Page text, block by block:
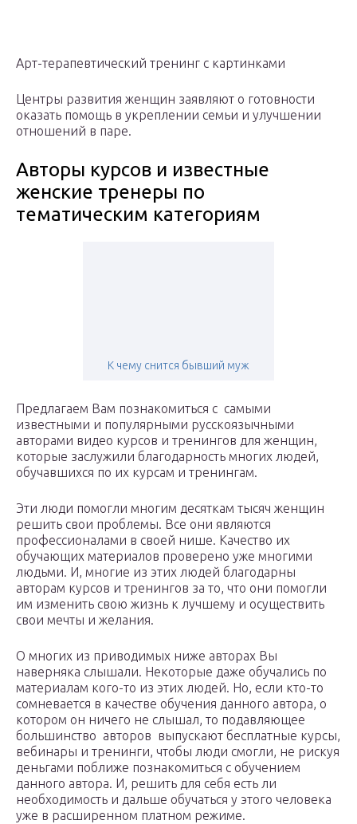
Арт-терапевтический тренинг с картинками
Центры развития женщин заявляют о готовности
оказать помощь в укреплении семьи и улучшении
отношений в паре.
Авторы курсов и известные
женские тренеры по
тематическим категориям
К чему снится бывший муж
Предлагаем Вам познакомиться с самыми
известными и популярными русскоязычными
авторами видео курсов и тренингов для женщин,
которые заслужили благодарность многих людей,
обучавшихся по их курсам и тренингам.
Эти люди помогли многим десяткам тысяч женщин
решить свои проблемы. Все они являются
профессионалами в своей нише. Качество их
обучающих материалов проверено уже многими
людьми. И, многие из этих людей благодарны
авторам курсов и тренингов за то, что они помогли
им изменить свою жизнь к лучшему и осуществить
свои мечты и желания.
О многих из приводимых ниже авторах Вы
наверняка слышали. Некоторые даже обучались по
материалам кого-то из этих людей. Но, если кто-то
сомневается в качестве обучения данного автора, о
котором он ничего не слышал, то подавляющее
большинство авторов выпускают бесплатные курсы,
вебинары и тренинги, чтобы люди смогли, не рискуя
деньгами поближе познакомиться с обучением
данного автора. И, решить для себя есть ли
необходимость и дальше обучаться у этого человека
уже в расширенном платном режиме.